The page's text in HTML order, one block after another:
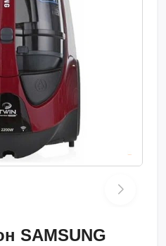
SAMSUNG